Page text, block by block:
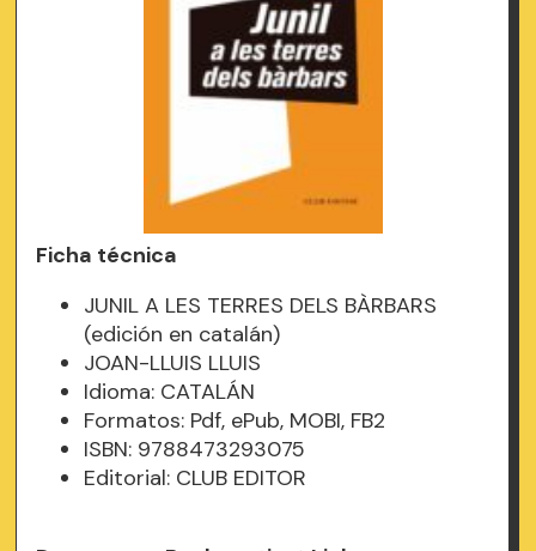
Ficha técnica
JUNIL A LES TERRES DELS BÀRBARS
(edición en catalán)
JOAN-LLUIS LLUIS
Idioma: CATALÁN
Formatos: Pdf, ePub, MOBI, FB2
ISBN: 9788473293075
Editorial: CLUB EDITOR